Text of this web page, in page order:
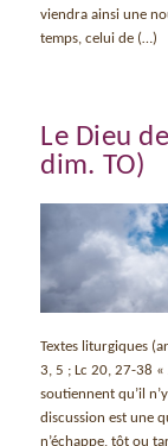
viendra ainsi une
temps, celui de (…)
Le Dieu
dim. TO)
Textes liturgiques
3, 5 ; Lc 20, 27-38
soutiennent qu’il
discussion est une
n’échappe, tôt ou